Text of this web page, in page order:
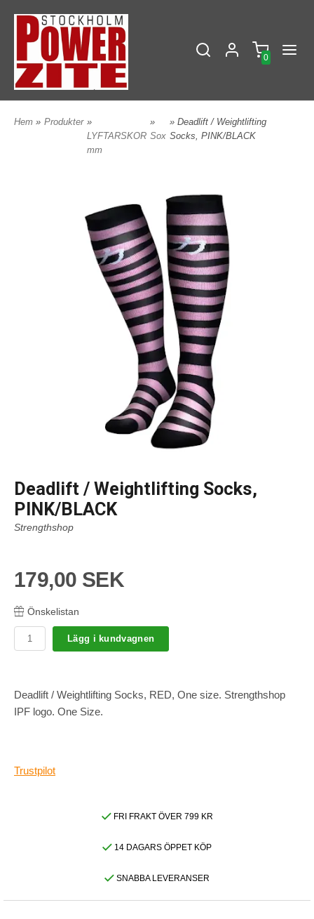
0
Hem » Produkter »
LYFTARSKOR
mm
»
Sox
» Deadlift / Weightlifting
Socks, PINK/BLACK
Deadlift / Weightlifting Socks,
PINK/BLACK
Strengthshop
179,00 SEK
Önskelistan
Lägg i kundvagnen
Deadlift / Weightlifting Socks, RED, One size. Strengthshop
IPF logo. One Size.
Trustpilot
FRI FRAKT ÖVER 799 KR
14 DAGARS ÖPPET KÖP
SNABBA LEVERANSER